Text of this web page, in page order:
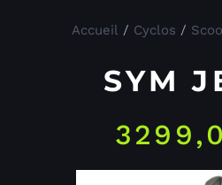
Accueil/ Cyclos /
SYM